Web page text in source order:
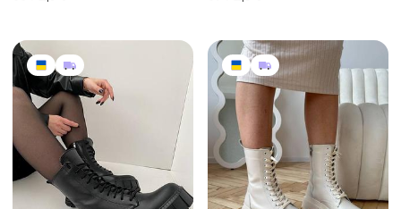
демісезонні,зимові,осінь,зима